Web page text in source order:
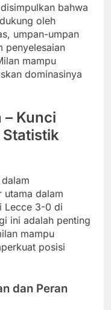
bahwa
oleh
umpan-umpan
penyelesaian
mampu
dominasinya
– Kunci
utama dalam
Lecce 3-0 di
ini adalah penting
mampu
posisi
dan Peran